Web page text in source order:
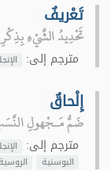
تَعْريفٌ
تَحْدِيدُ الشَّيْءِ
مترجم إلى:
إِلْحاقٌ
ضَمُّ مَـجْهولِ
مترجم إلى:
البوسنية